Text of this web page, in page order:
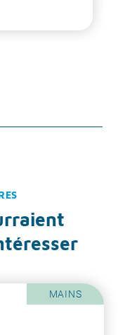
MAINS